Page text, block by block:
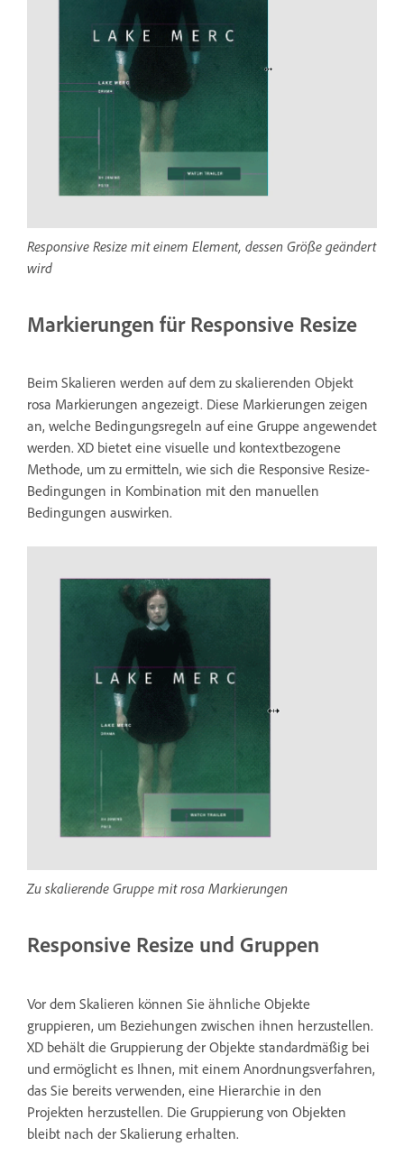
Responsive Resize mit einem Element, dessen Größe geändert
wird
Markierungen für Responsive Resize
Beim Skalieren werden auf dem zu skalierenden Objekt
rosa Markierungen angezeigt. Diese Markierungen zeigen
an, welche Bedingungsregeln auf eine Gruppe angewendet
werden. XD bietet eine visuelle und kontextbezogene
Methode, um zu ermitteln, wie sich die Responsive Resize-
Bedingungen in Kombination mit den manuellen
Bedingungen auswirken.
Zu skalierende Gruppe mit rosa Markierungen
Responsive Resize und Gruppen
Vor dem Skalieren können Sie ähnliche Objekte
gruppieren, um Beziehungen zwischen ihnen herzustellen.
XD behält die Gruppierung der Objekte standardmäßig bei
und ermöglicht es Ihnen, mit einem Anordnungsverfahren,
das Sie bereits verwenden, eine Hierarchie in den
Projekten herzustellen. Die Gruppierung von Objekten
bleibt nach der Skalierung erhalten.